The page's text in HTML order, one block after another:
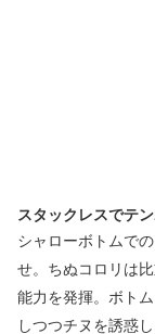
スタックレスでテ
シャローボトムで
せ。ちぬコロリは
能力を発揮。ボト
しつつチヌを誘惑し